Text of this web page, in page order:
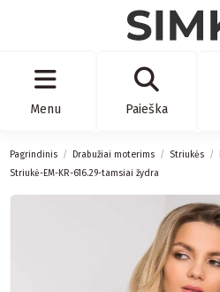
Menu Paieška
Pagrindinis Drabužiai moterims Striukės
Striukė-EM-KR-616.29-tamsiai žydra